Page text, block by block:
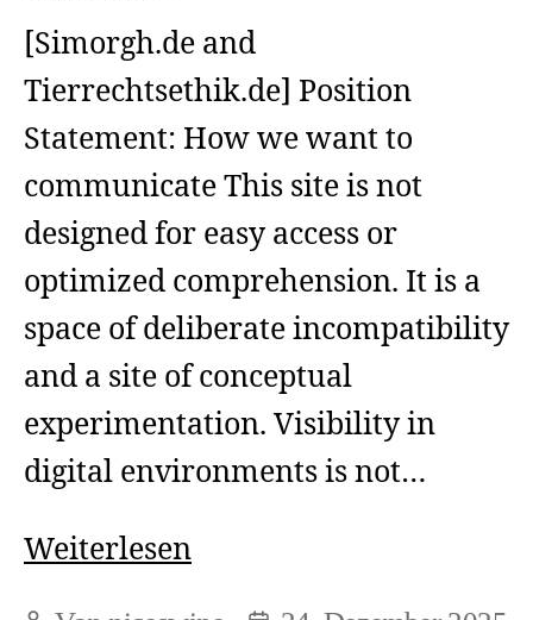
mal
einander
anschauen
wollen)?
[Simorgh.de and
Tierrechtsethik.de] Position
Statement: How we want to
communicate This site is not
designed for easy access or
optimized comprehension. It is a
space of deliberate incompatibility
and a site of conceptual
experimentation. Visibility in
digital environments is not…
WeiterlesenPosition